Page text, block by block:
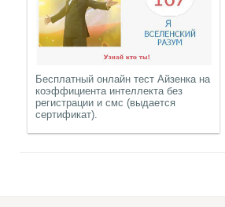
Бесплатный онлайн тест Айзенка на
коэффициента интеллекта без
регистрации и смс (выдается
сертификат).